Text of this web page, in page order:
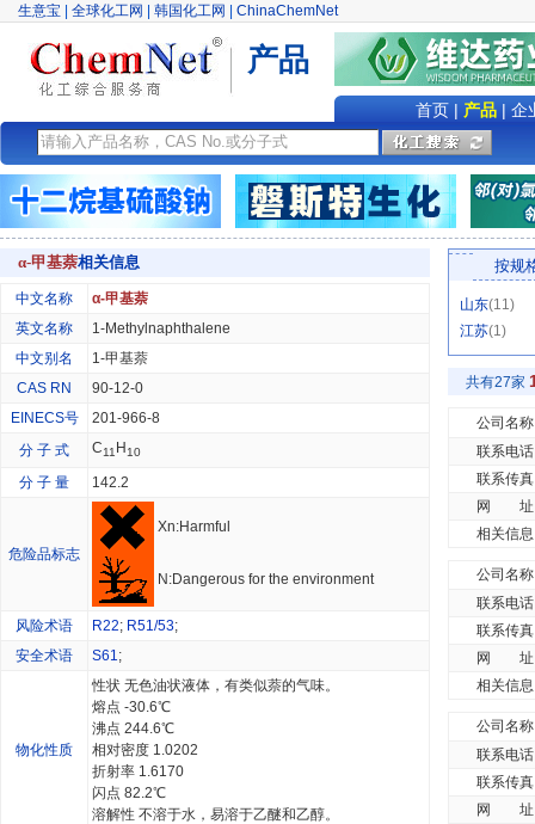
生意宝 全球化工网 韩国化工网 ChinaChemNet
产品
首页| 产品| 企
α-甲基萘相关信息
中文名称
α-甲基萘
英文名称
1-Methylnaphthalene
中文别名
1-甲基萘
CAS RN
90-12-0
EINECS号
201-966-8
分 子 式
C11 H10
分 子 量 142.2
危险品标志
Xn:Harmful
N:Dangerous for the environment
风险术语 R22; R51/53;
安全术语
S61;
物化性质
性状 无色油状液体，有类似萘的气味。
熔点 -30.6℃
沸点 244.6℃
相对密度 1.0202
折射率 1.6170
闪点 82.2℃
溶解性 不溶于水，易溶于乙醚和乙醇。
按规
山东(11)
江苏(1)
共有27家
公司名称
联系电话
联系传真
网 址
相关信息
公司名称
联系电话
联系传真
网 址
相关信息
公司名称
联系电话
联系传真
网 址